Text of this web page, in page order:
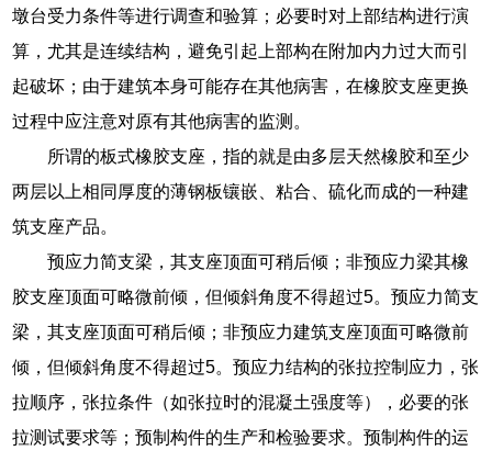
墩台受力条件等进行调查和验算；必要时对上部结构进行演
算，尤其是连续结构，避免引起上部构在附加内力过大而引
起破坏；由于建筑本身可能存在其他病害，在橡胶支座更换
过程中应注意对原有其他病害的监测。
所谓的板式橡胶支座，指的就是由多层天然橡胶和至少
两层以上相同厚度的薄钢板镶嵌、粘合、硫化而成的一种建
筑支座产品。
预应力简支梁，其支座顶面可稍后倾；非预应力梁其橡
胶支座顶面可略微前倾，但倾斜角度不得超过5。预应力简支
梁，其支座顶面可稍后倾；非预应力建筑支座顶面可略微前
倾，但倾斜角度不得超过5。预应力结构的张拉控制应力，张
拉顺序，张拉条件（如张拉时的混凝土强度等），必要的张
拉测试要求等；预制构件的生产和检验要求。预制构件的运